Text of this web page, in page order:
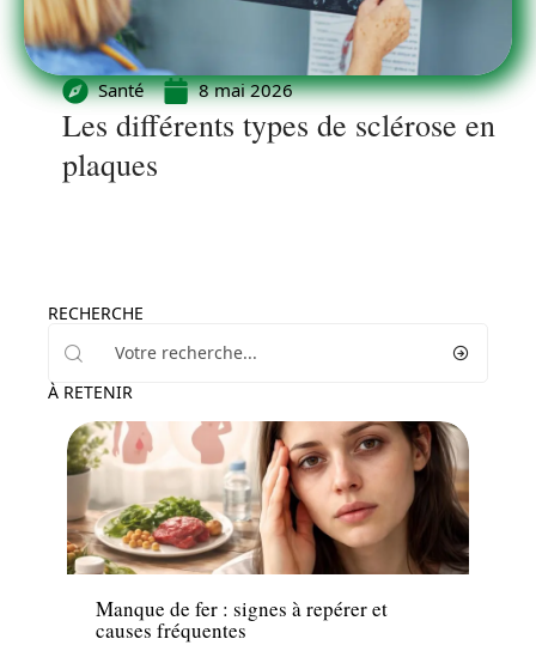
Santé 8 mai 2026
Les différents types de sclérose en
plaques
RECHERCHE
À RETENIR
Maladie
Manque de fer : signes à repérer et
causes fréquentes